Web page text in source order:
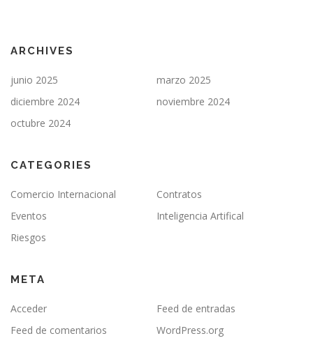
ARCHIVES
junio 2025
marzo 2025
diciembre 2024
noviembre 2024
octubre 2024
CATEGORIES
Comercio Internacional
Contratos
Eventos
Inteligencia Artifical
Riesgos
META
Acceder
Feed de entradas
Feed de comentarios
WordPress.org